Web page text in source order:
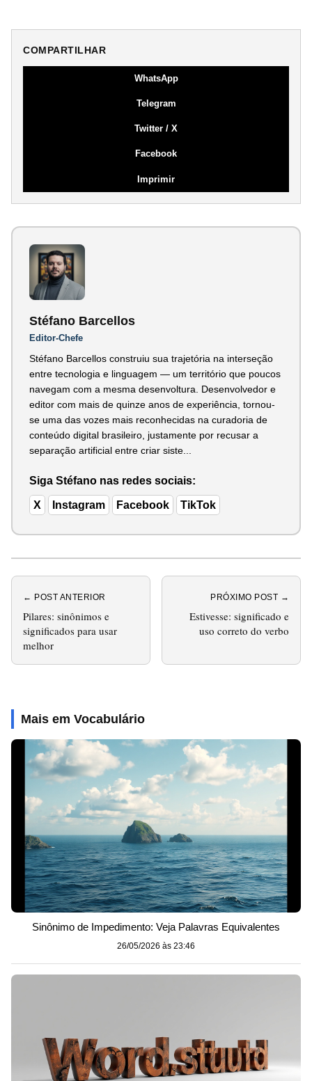
COMPARTILHAR
WhatsApp
Telegram
Twitter / X
Facebook
Imprimir
Stéfano Barcellos
Editor-Chefe
Stéfano Barcellos construiu sua trajetória na interseção
entre tecnologia e linguagem — um território que poucos
navegam com a mesma desenvoltura. Desenvolvedor e
editor com mais de quinze anos de experiência, tornou-
se uma das vozes mais reconhecidas na curadoria de
conteúdo digital brasileiro, justamente por recusar a
separação artificial entre criar siste...
Siga Stéfano nas redes sociais:
X Instagram Facebook TikTok
← POST ANTERIOR
Pilares: sinônimos e
significados para usar
melhor
PRÓXIMO POST →
Estivesse: significado e
uso correto do verbo
Mais em Vocabulário
Sinônimo de Impedimento: Veja Palavras Equivalentes
26/05/2026 às 23:46